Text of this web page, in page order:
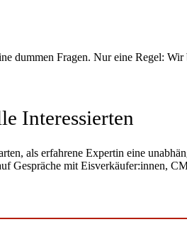
dummen Fragen. Nur eine Regel:
Interessierten
als erfahrene Expertin eine
Gespräche mit Eisverkäufer:innen,